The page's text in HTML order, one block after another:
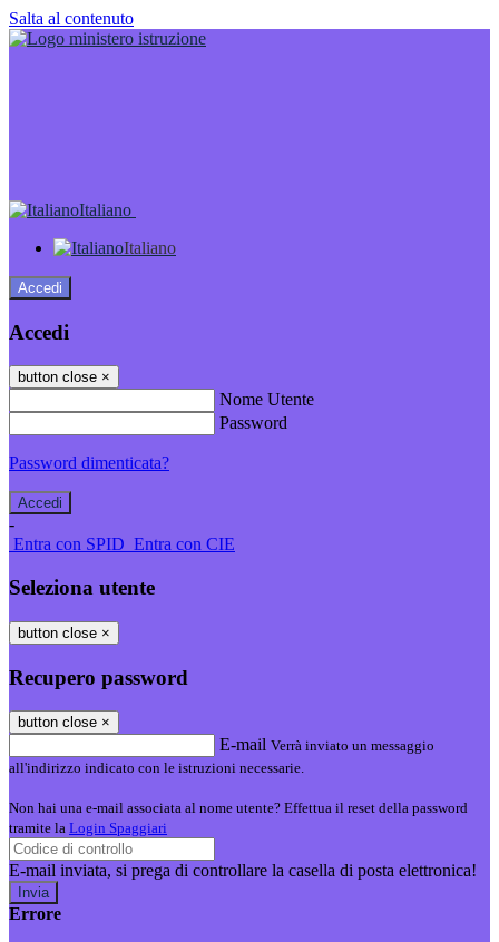
Salta al contenuto
Italiano
Italiano
Accedi
Accedi
button close ×
Nome Utente
Password
Password dimenticata?
-
Entra con SPID Entra con CIE
Seleziona utente
button close ×
Recupero password
button close ×
E-mail Verrà inviato un messaggio
all'indirizzo indicato con le istruzioni necessarie.
Non hai una e-mail associata al nome utente? Effettua il reset della password
tramite la Login Spaggiari
E-mail inviata, si prega di controllare la casella di posta elettronica!
Errore